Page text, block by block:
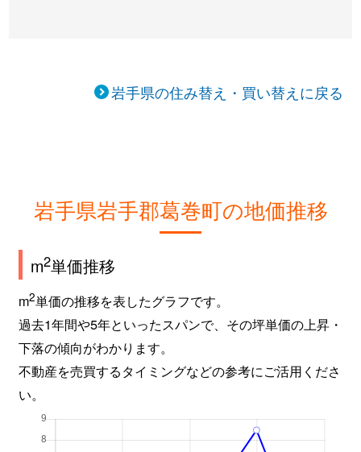
岩手県の住み替え・買い替えに戻る
岩手県岩手郡葛巻町の地価推移
m2単価推移
m2単価の推移を表したグラフです。
過去1年間や5年といったスパンで、その坪単価の上昇・
下落の傾向がわかります。
不動産を売買するタイミングなどの参考にご活用くださ
い。